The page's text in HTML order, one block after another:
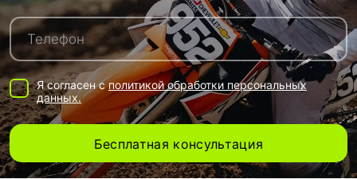
Я согласен сполитикой обработки персональных
данных.
Бесплатная консультация